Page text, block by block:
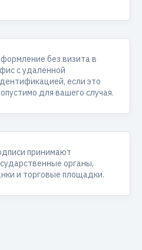
без визита в
с удалённой
если это
для вашего случая.
принимают
органы,
и торговые площадки.